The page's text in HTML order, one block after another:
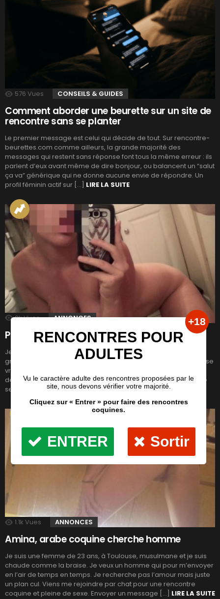
576 Vues CONSEILS & GUIDES
Comment aborder une beurette sur un site de
rencontre sans se planter
Le premier message est celui qui décide de tout. Sur rencontre-
beurettes.com comme ailleurs, la grande majorité des
messages qui restent sans réponse font tous la même erreur : ils
parlent d’eux avant même de dire bonjour, ou balancent un “salut
ça va” générique qui ne donne aucune envie de répondre. Un
profil féminin actif sur […] LIRE LA SUITE
2kVues ANNONCES
Plan cul arabe en manque de sexe !
Jeune femme arabe recherche mec au taquet pour me faire
grimper aux rideaux, fini les plans foireaux je veux qu’on me baise
vraiment, salement et fermement ! Tu es bien fait, viril, une bete
de sexe ? viens rencontrer la beurette coquine que je suis tu ne
seras pas déçu ! Envoyer un message privé […]LIRE LA SUITE
1.1k Vues ANNONCES
Amina, arabe coquine cherche homme
Je suis une femme de 23 ans, à Toulouse, musulmane et je suis
chaude comme la braise. Je veux un homme qui pour m’envoyer
en l’air de temps en temps. Je recherche pas l’amour mais juste
un plan cul. Viens me rejoindre par chat pour une rencontre
coquine et pleine de sexe. Envoyer un message […] LIRE LA SUITE